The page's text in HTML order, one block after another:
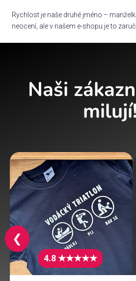
Rychlost je naše druhé jméno –
neocení, ale v našem e-shopu je to
Naši
milují!
4.8 ★★★★★
❮